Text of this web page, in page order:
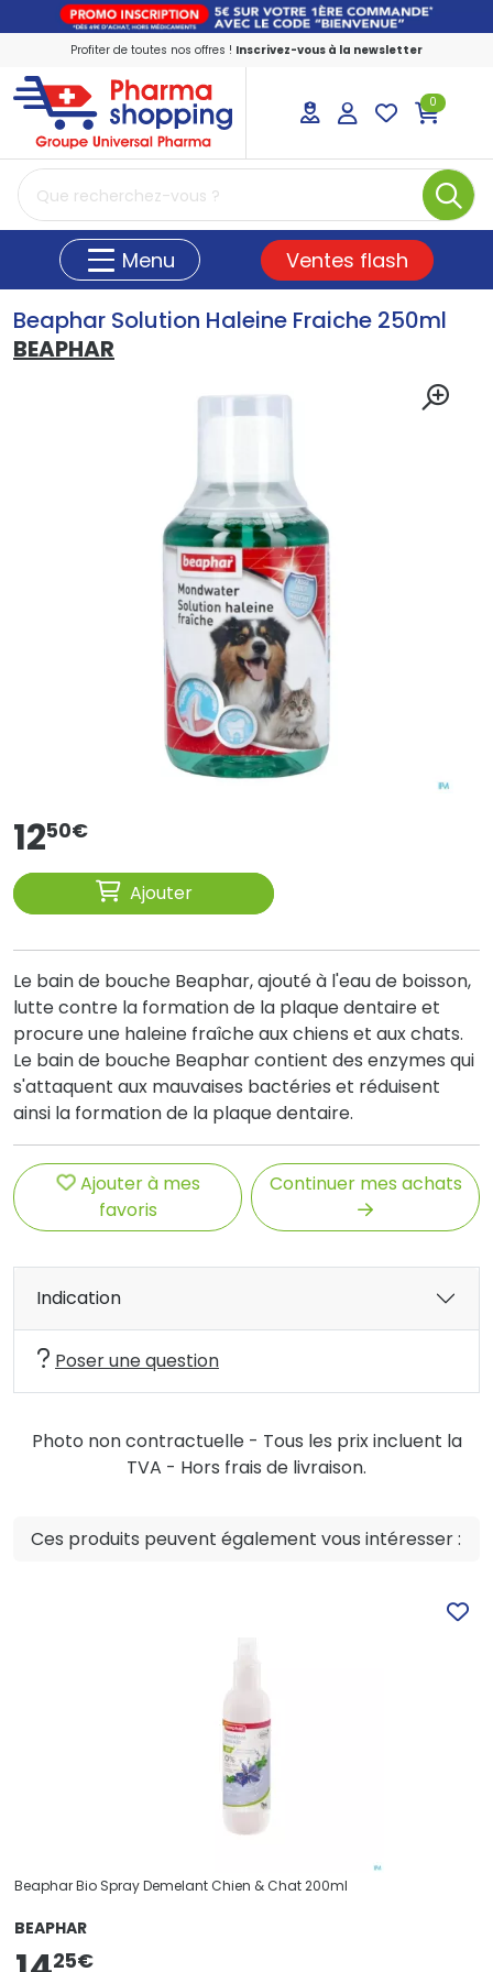
Profiter de toutes nos offres ! Inscrivez-vous à la newsletter
PharmaShopping Votre pharmacie en
0
Menu Ventes flash
Beaphar Solution Haleine Fraiche 250ml
BEAPHAR
1250€
Ajouter
Le bain de bouche Beaphar, ajouté à l'eau de boisson,
lutte contre la formation de la plaque dentaire et
procure une haleine fraîche aux chiens et aux chats.
Le bain de bouche Beaphar contient des enzymes qui
s'attaquent aux mauvaises bactéries et réduisent
ainsi la formation de la plaque dentaire.
Ajouter à mes
favoris
Continuer mes achats
Indication
Poser une question
Photo non contractuelle - Tous les prix incluent la
TVA - Hors frais de livraison.
Ces produits peuvent également vous intéresser :
Beaphar Bio Spray Demelant Chien & Chat 200ml
BEAPHAR
25€